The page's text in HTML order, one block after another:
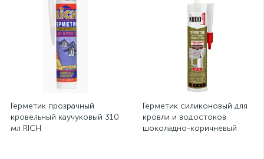
Герметик прозрачный
кровельный каучуковый 310
мл RICH
Герметик силиконовый для
кровли и водостоков
шоколадно-коричневый